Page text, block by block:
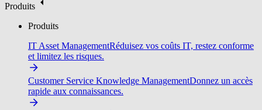
Produits
Produits
IT Asset ManagementRéduisez vos coûts IT, restez conforme
et limitez les risques.
Customer Service Knowledge ManagementDonnez un accès
rapide aux connaissances.